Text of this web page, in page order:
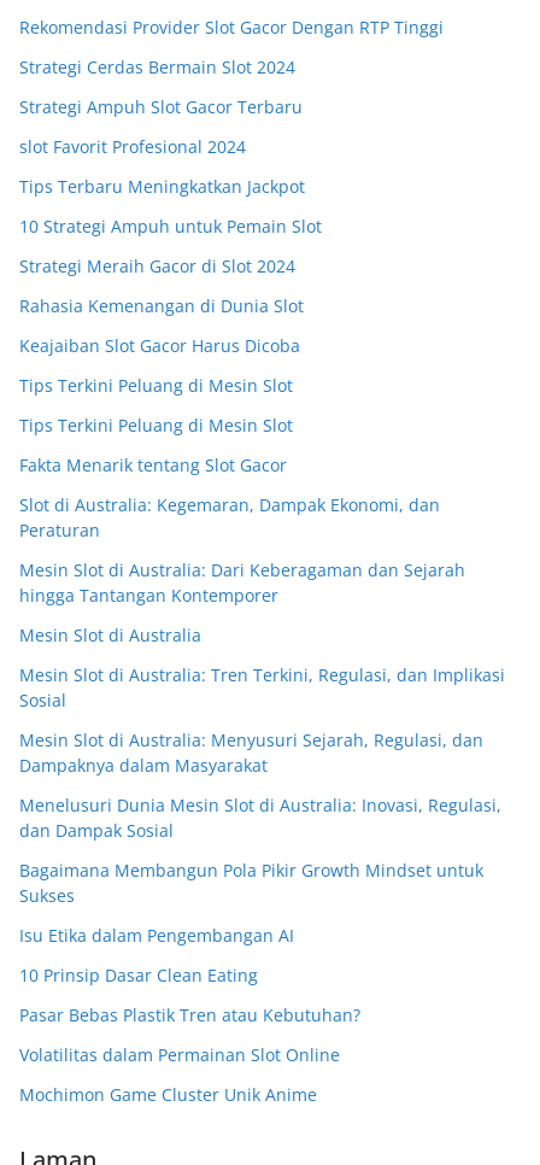
Rekomendasi Provider Slot Gacor Dengan RTP Tinggi
Strategi Cerdas Bermain Slot 2024
Strategi Ampuh Slot Gacor Terbaru
slot Favorit Profesional 2024
Tips Terbaru Meningkatkan Jackpot
10 Strategi Ampuh untuk Pemain Slot
Strategi Meraih Gacor di Slot 2024
Rahasia Kemenangan di Dunia Slot
Keajaiban Slot Gacor Harus Dicoba
Tips Terkini Peluang di Mesin Slot
Tips Terkini Peluang di Mesin Slot
Fakta Menarik tentang Slot Gacor
Slot di Australia: Kegemaran, Dampak Ekonomi, dan
Peraturan
Mesin Slot di Australia: Dari Keberagaman dan Sejarah
hingga Tantangan Kontemporer
Mesin Slot di Australia
Mesin Slot di Australia: Tren Terkini, Regulasi, dan Implikasi
Sosial
Mesin Slot di Australia: Menyusuri Sejarah, Regulasi, dan
Dampaknya dalam Masyarakat
Menelusuri Dunia Mesin Slot di Australia: Inovasi, Regulasi,
dan Dampak Sosial
Bagaimana Membangun Pola Pikir Growth Mindset untuk
Sukses
Isu Etika dalam Pengembangan AI
10 Prinsip Dasar Clean Eating
Pasar Bebas Plastik Tren atau Kebutuhan?
Volatilitas dalam Permainan Slot Online
Mochimon Game Cluster Unik Anime